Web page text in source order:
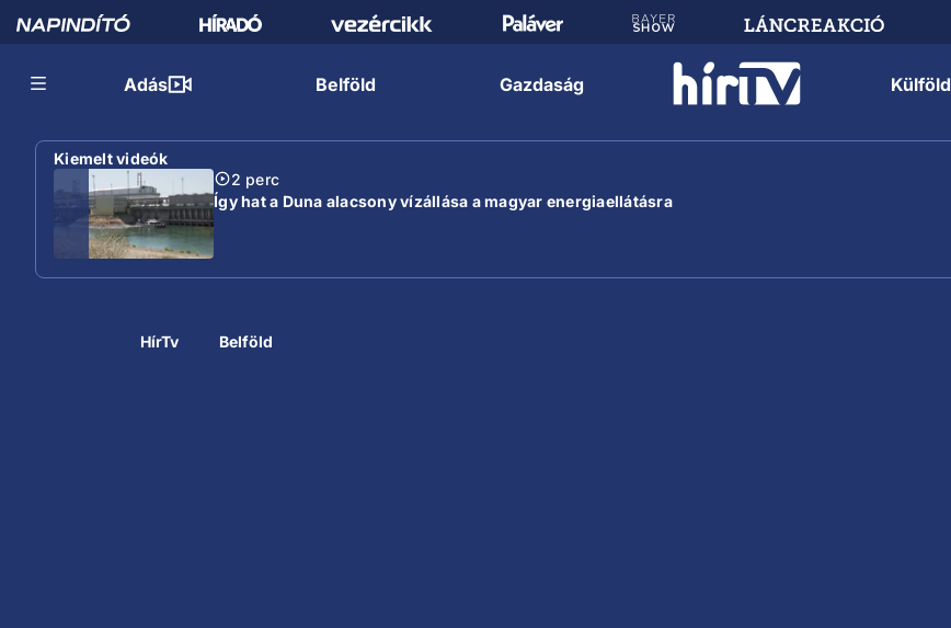
Adás Belföld Gazdaság Külföld
Kiemelt videók
2 perc
Így hat a Duna alacsony vízállása a magyar energiaellátásra
HírTv Belföld